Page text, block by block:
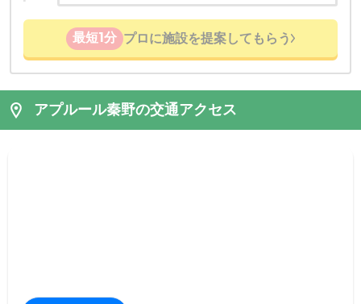
最短1分 プロに施設を提案してもらう
アプルール秦野の交通アクセス